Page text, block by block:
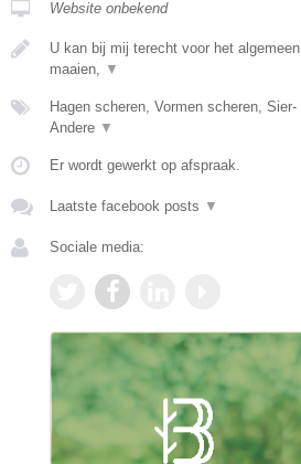
Website onbekend
U kan bij mij terecht voor het
maaien, ▼
Hagen scheren, Vormen scheren,
Andere ▼
Er wordt gewerkt op afspraak.
Laatste facebook posts ▼
Sociale media: